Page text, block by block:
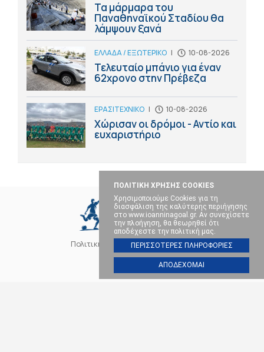
ΠΟΛΙΤΙΚΗ ΧΡΗΣΗΣ COOKIES
Χρησιμοποιούμε Cookies για τη
διασφάλιση της καλύτερης περιήγησης
στο www.ioanninagoal.gr. Αν συνεχίσετε
την πλοήγηση, θα θεωρηθεί ότι
αποδέχεστε την πολιτική μας.
ΠΕΡΙΣΣΟΤΕΡΕΣ ΠΛΗΡΟΦΟΡΙΕΣ
ΑΠΟΔΕΧΟΜΑΙ
Τα μάρμαρα του
Παναθηναϊκού Σταδίου θα
λάμψουν ξανά
ΕΛΛΑΔΑ / ΕΞΩΤΕΡΙΚΟ | 10-08-2026
Τελευταίο μπάνιο για έναν
62χρονο στην Πρέβεζα
ΕΡΑΣΙΤΕΧΝΙΚΟ | 10-08-2026
Χώρισαν οι δρόμοι - Αντίο και
ευχαριστήριο
Πολιτική Cookies Επικοινωνία
SOCIAL MEDIA